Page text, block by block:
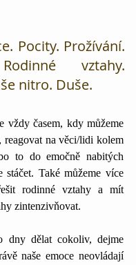
Pocity. Prožívání.
vztahy.
nitro. Duše.
vždy časem, kdy můžeme
reagovat na věci/lidi kolem
to do emočně nabitých
stáčet. Také můžeme více
rodinné vztahy a mít
zintenzivňovat.
dny dělat cokoliv, dejme
naše emoce neovládají